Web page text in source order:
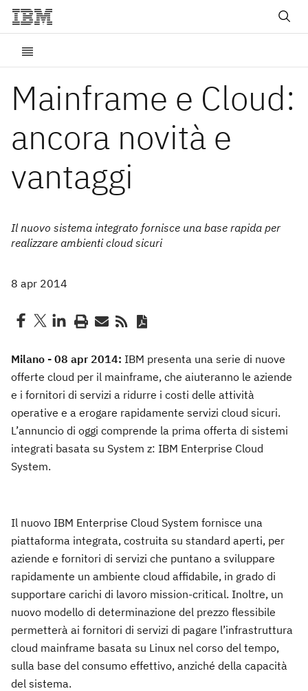
Mainframe e Cloud:
ancora novità e
vantaggi
Il nuovo sistema integrato fornisce una base rapida per
realizzare ambienti cloud sicuri
8 apr 2014
Milano - 08 apr 2014: IBM presenta una serie di nuove
offerte cloud per il mainframe, che aiuteranno le aziende
e i fornitori di servizi a ridurre i costi delle attività
operative e a erogare rapidamente servizi cloud sicuri.
L’annuncio di oggi comprende la prima offerta di sistemi
integrati basata su System z: IBM Enterprise Cloud
System.
Il nuovo IBM Enterprise Cloud System fornisce una
piattaforma integrata, costruita su standard aperti, per
aziende e fornitori di servizi che puntano a sviluppare
rapidamente un ambiente cloud affidabile, in grado di
supportare carichi di lavoro mission-critical. Inoltre, un
nuovo modello di determinazione del prezzo flessibile
permetterà ai fornitori di servizi di pagare l’infrastruttura
cloud mainframe basata su Linux nel corso del tempo,
sulla base del consumo effettivo, anziché della capacità
del sistema.